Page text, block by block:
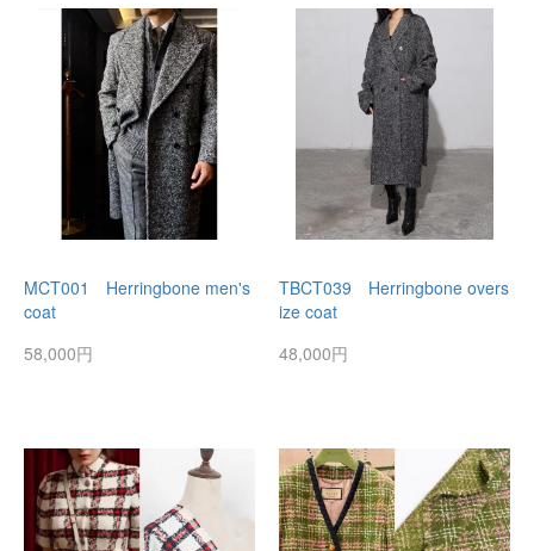
MCT001 Herringbone men's
coat
58,000円
TBCT039 Herringbone overs
ize coat
48,000円